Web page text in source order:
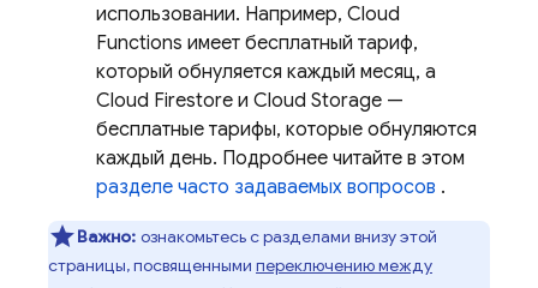
использовании. Например, Cloud
Functions имеет бесплатный тариф,
который обнуляется каждый месяц, а
Cloud Firestore и Cloud Storage —
бесплатные тарифы, которые обнуляются
каждый день. Подробнее читайте в этом
разделе часто задаваемых вопросов .
Важно: ознакомьтесь с разделами внизу этой
страницы, посвященными переключению между